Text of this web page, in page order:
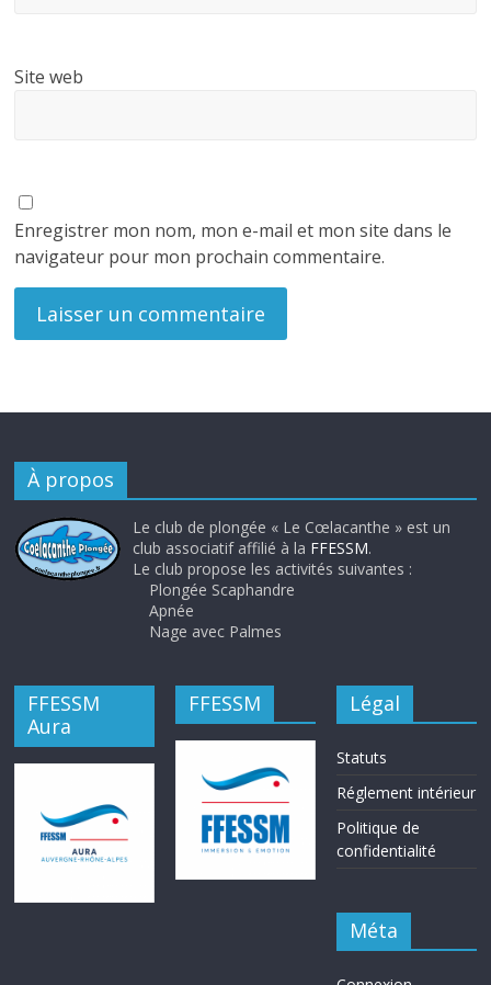
Site web
Enregistrer mon nom, mon e-mail et mon site dans le
navigateur pour mon prochain commentaire.
À propos
Le club de plongée « Le Cœlacanthe » est un
club associatif affilié à la FFESSM.
Le club propose les activités suivantes :
Plongée Scaphandre
Apnée
Nage avec Palmes
FFESSM
Aura
FFESSM Légal
Statuts
Réglement intérieur
Politique de
confidentialité
Méta